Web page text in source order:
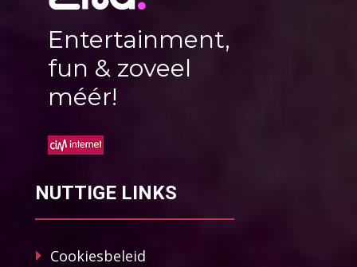
Entertainment,
fun & zoveel
méér!
NUTTIGE LINKS
Cookiesbeleid